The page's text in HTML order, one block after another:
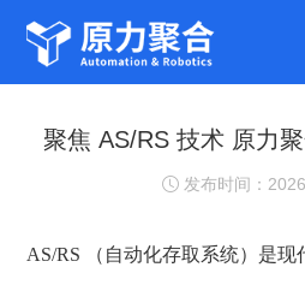
聚焦 AS/RS 技术 原力
发布时间：
AS/RS （自动化存取系统）是